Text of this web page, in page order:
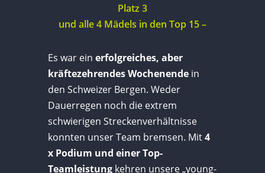
Platz 3
und alle 4 Mädels in den Top 15 –
Es war ein erfolgreiches, aber
kräftezehrendes Wochenendein
den Schweizer Bergen. Weder
Dauerregen noch die extrem
schwierigen Streckenverhältnisse
konnten unser Team bremsen. Mit4
x Podium und einer Top-
Teamleistung kehren unsere „young-